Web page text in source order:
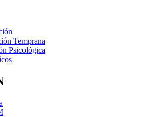
Temprana
Psicológica